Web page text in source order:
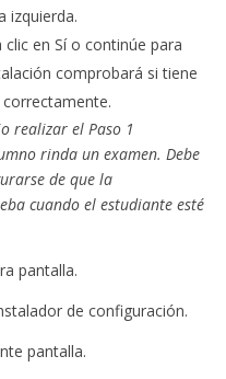
izquierda.
en Sí o continúe para
comprobará si tiene
realizar el Paso 1
rinda un examen. Debe
de que la
cuando el estudiante esté
pantalla.
de configuración.
pantalla.